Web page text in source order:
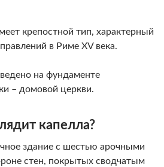
крепостной тип, характерный
в Риме XV века.
на фундаменте
– домовой церкви.
капелла?
здание с шестью арочными
стен, покрытых сводчатым